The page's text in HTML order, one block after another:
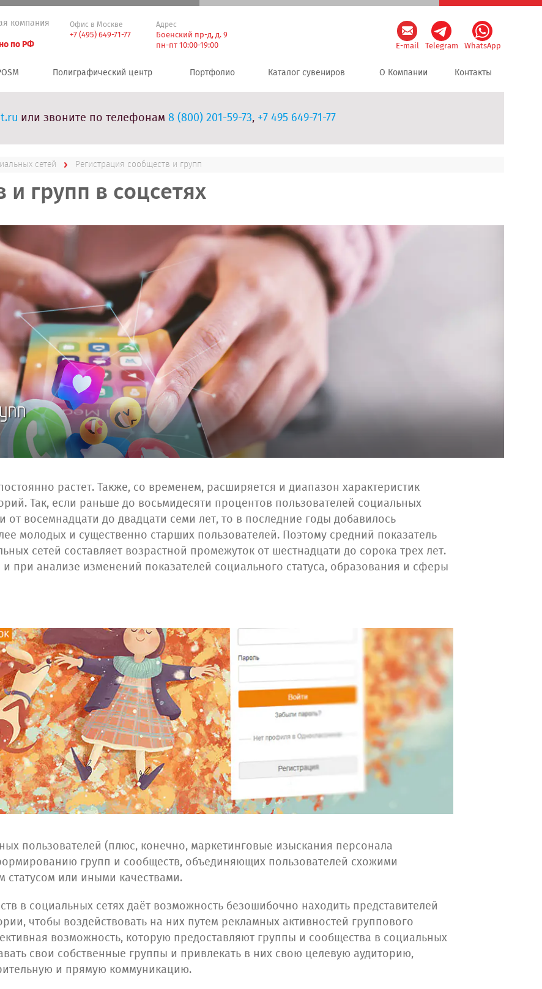
компания
по РФ
Офис в Москве
+7 (495) 649-71-77
Адрес
Боенский пр-д, д. 9
пн-пт 10:00-19:00
E-mail Telegram WhatsApp
Полиграфический центр Портфолио Каталог сувениров О Компании Контакты
или звоните по телефонам 8 (800) 201-59-73, +7 495 649-71-77
сетей Регистрация сообществ и групп
групп в соцсетях
растет. Также, со временем, расширяется и диапазон характеристик
Так, если раньше до восьмидесяти процентов пользователей социальных
от восемнадцати до двадцати семи лет, то в последние годы добавилось
молодых и существенно старших пользователей. Поэтому средний показатель
сетей составляет возрастной промежуток от шестнадцати до сорока трех лет.
при анализе изменений показателей социального статуса, образования и сферы
пользователей (плюс, конечно, маркетинговые изыскания персонала
групп и сообществ, объединяющих пользователей схожими
или иными качествами.
в социальных сетях даёт возможность безошибочно находить представителей
чтобы воздействовать на них путем рекламных активностей группового
возможность, которую предоставляют группы и сообщества в социальных
свои собственные группы и привлекать в них свою целевую аудиторию,
и прямую коммуникацию.